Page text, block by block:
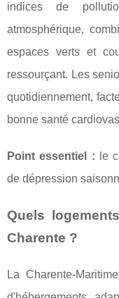
indices de
atmosphérique,
espaces verts et
ressourçant. Les
quotidiennement,
bonne santé
Point essentiel : le
de dépression
Quels
Charente ?
La Charente-